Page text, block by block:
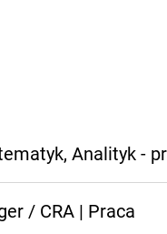
Analityk -
/ CRA | Praca